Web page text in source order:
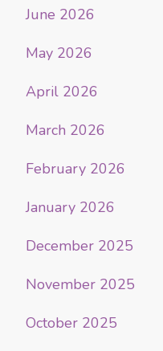
June 2026
May 2026
April 2026
March 2026
February 2026
January 2026
December 2025
November 2025
October 2025